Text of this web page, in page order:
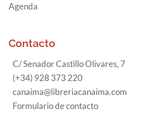
Agenda
Contacto
C/ Senador Castillo Olivares, 7
(+34) 928 373 220
canaima@libreriacanaima.com
Formulario de contacto